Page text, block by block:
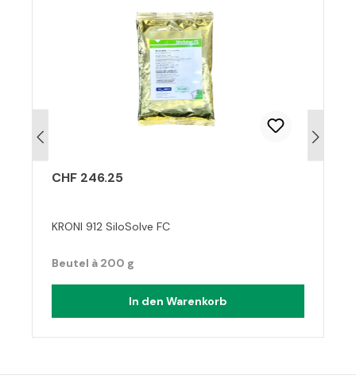
CHF 246.25
KRONI 912 SiloSolve FC
Beutel à 200 g
In den Warenkorb